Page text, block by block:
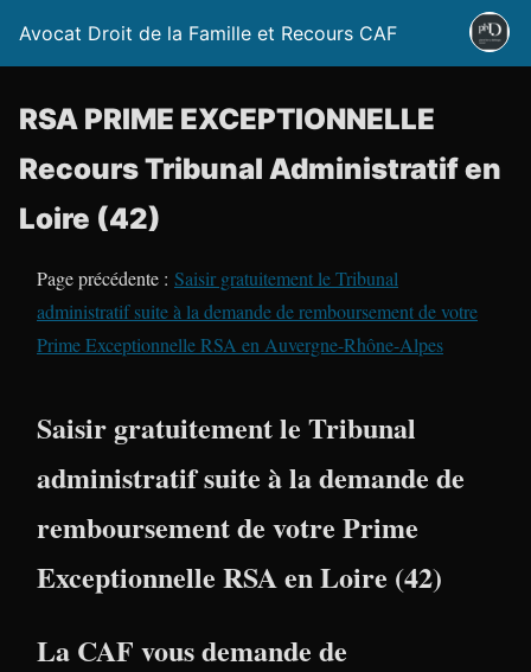
Avocat Droit de la Famille et Recours CAF
RSA PRIME EXCEPTIONNELLE
Recours Tribunal Administratif en
Loire (42)
Page précédente : Saisir gratuitement le Tribunal
administratif suite à la demande de remboursement de votre
Prime Exceptionnelle RSA en Auvergne-Rhône-Alpes
Saisir gratuitement le Tribunal
administratif suite à la demande de
remboursement de votre Prime
Exceptionnelle RSA en Loire (42)
La CAF vous demande de